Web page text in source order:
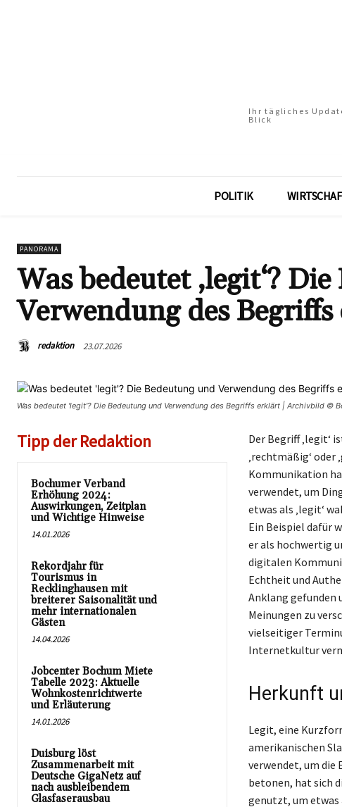
Ihr tägliches
Blick
POLITIK
PANORAMA
Was bedeutet ‚legit‘?
Verwendung des
redaktion 23.07.2026
Was bedeutet 'legit'? Die Bedeutung und Verwendung des Begriffs erklärt | Archivbild ©
Tipp der Redaktion
Bochumer Verband
Erhöhung 2024:
Auswirkungen, Zeitplan
und Wichtige Hinweise
14.01.2026
Rekordjahr für
Tourismus in
Recklinghausen mit
breiterer Saisonalität und
mehr internationalen
Gästen
14.04.2026
Jobcenter Bochum Miete
Tabelle 2023: Aktuelle
Wohnkostenrichtwerte
und Erläuterung
14.01.2026
Duisburg löst
Zusammenarbeit mit
Deutsche GigaNetz auf
nach ausbleibendem
Glasfaserausbau
Der Begriff ‚legit‘
‚rechtmäßig‘ oder
Kommunikation
verwendet, um
etwas als ‚legit‘
Ein Beispiel dafür
er als hochwertig
digitalen
Echtheit und
Anklang gefunden
Meinungen zu
vielseitiger
Internetkultur
Herkunft
Legit, eine
amerikanischen
verwendet, um die
betonen, hat sich
genutzt, um etwas